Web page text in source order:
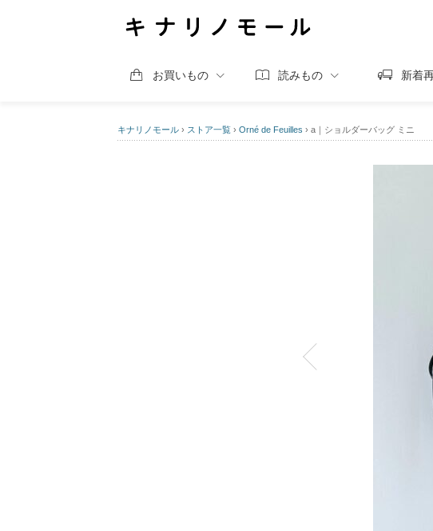
お買いもの 読みもの 新着
キナリノモール › ストア一覧 › Orné de Feuilles › a｜ショルダーバッグ ミニ